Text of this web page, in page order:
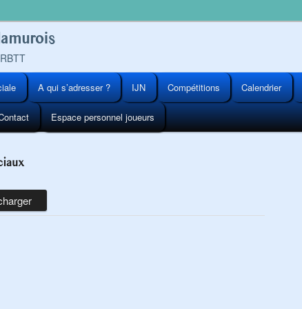
A qui s’adresser ? IJN Compétitions Calendrier
Espace personnel joueurs